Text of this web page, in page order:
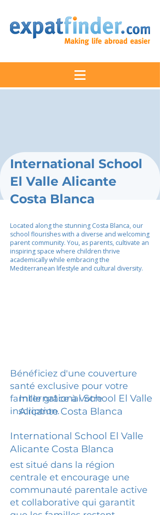
International School
El Valle Alicante
Costa Blanca
Located along the stunning Costa Blanca, our
school flourishes with a diverse and welcoming
parent community. You, as parents, cultivate an
inspiring space where children thrive
academically while embracing the
Mediterranean lifestyle and cultural diversity.
Bénéficiez d'une couverture
santé exclusive pour votre
famille grâce à votre
inscription.
International School El Valle
Alicante Costa Blanca
International School El Valle
Alicante Costa Blanca
est situé dans la région
centrale et encourage une
communauté parentale active
et collaborative qui garantit